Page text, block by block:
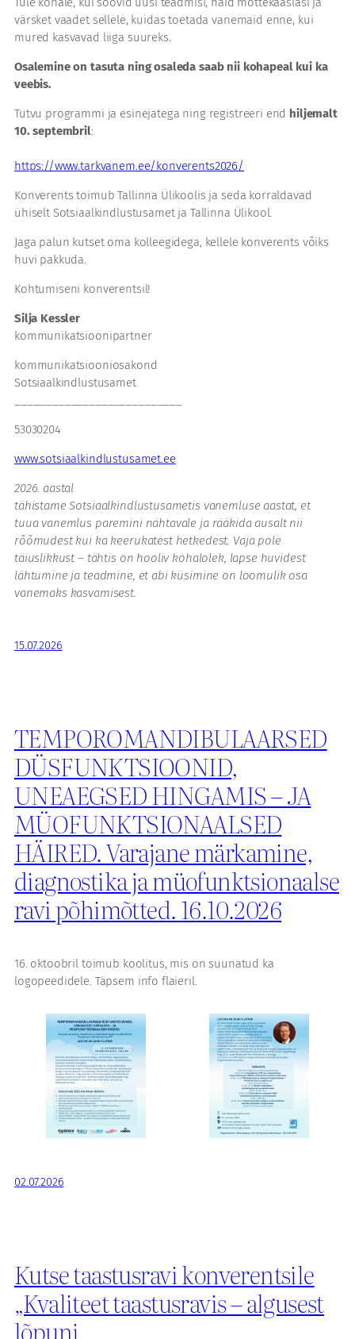
värsket vaadet sellele, kuidas toetada vanemaid enne, kui
mured kasvavad liiga suureks.
Osalemine on tasuta ning osaleda saab nii kohapeal kui ka
veebis.
Tutvu programmi ja esinejatega ning registreeri end hiljemalt
10. septembril:
https://www.tarkvanem.ee/konverents2026/
Konverents toimub Tallinna Ülikoolis ja seda korraldavad
ühiselt Sotsiaalkindlustusamet ja Tallinna Ülikool.
Jaga palun kutset oma kolleegidega, kellele konverents võiks
huvi pakkuda.
Kohtumiseni konverentsil!
Silja Kessler
kommunikatsioonipartner
kommunikatsiooniosakond
Sotsiaalkindlustusamet
53030204
www.sotsiaalkindlustusamet.ee
2026. aastal
tähistame Sotsiaalkindlustusametis vanemluse aastat, et
tuua vanemlus paremini nähtavale ja rääkida ausalt nii
rõõmudest kui ka keerukatest hetkedest. Vaja pole
täiuslikkust – tähtis on hooliv kohalolek, lapse huvidest
lähtumine ja teadmine, et abi küsimine on loomulik osa
vanemaks kasvamisest.
15.07.2026
TEMPOROMANDIBULAARSED
DÜSFUNKTSIOONID,
UNEAEGSED HINGAMIS – JA
MÜOFUNKTSIONAALSED
HÄIRED. Varajane märkamine,
diagnostika ja müofunktsionaalse
ravi põhimõtted. 16.10.2026
16. oktoobril toimub koolitus, mis on suunatud ka
logopeedidele. Täpsem info flaieril.
02.07.2026
Kutse taastusravi konverentsile
„Kvaliteet taastusravis – algusest
lõpuni